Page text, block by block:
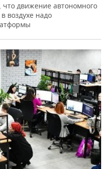
движение автономного
воздухе надо